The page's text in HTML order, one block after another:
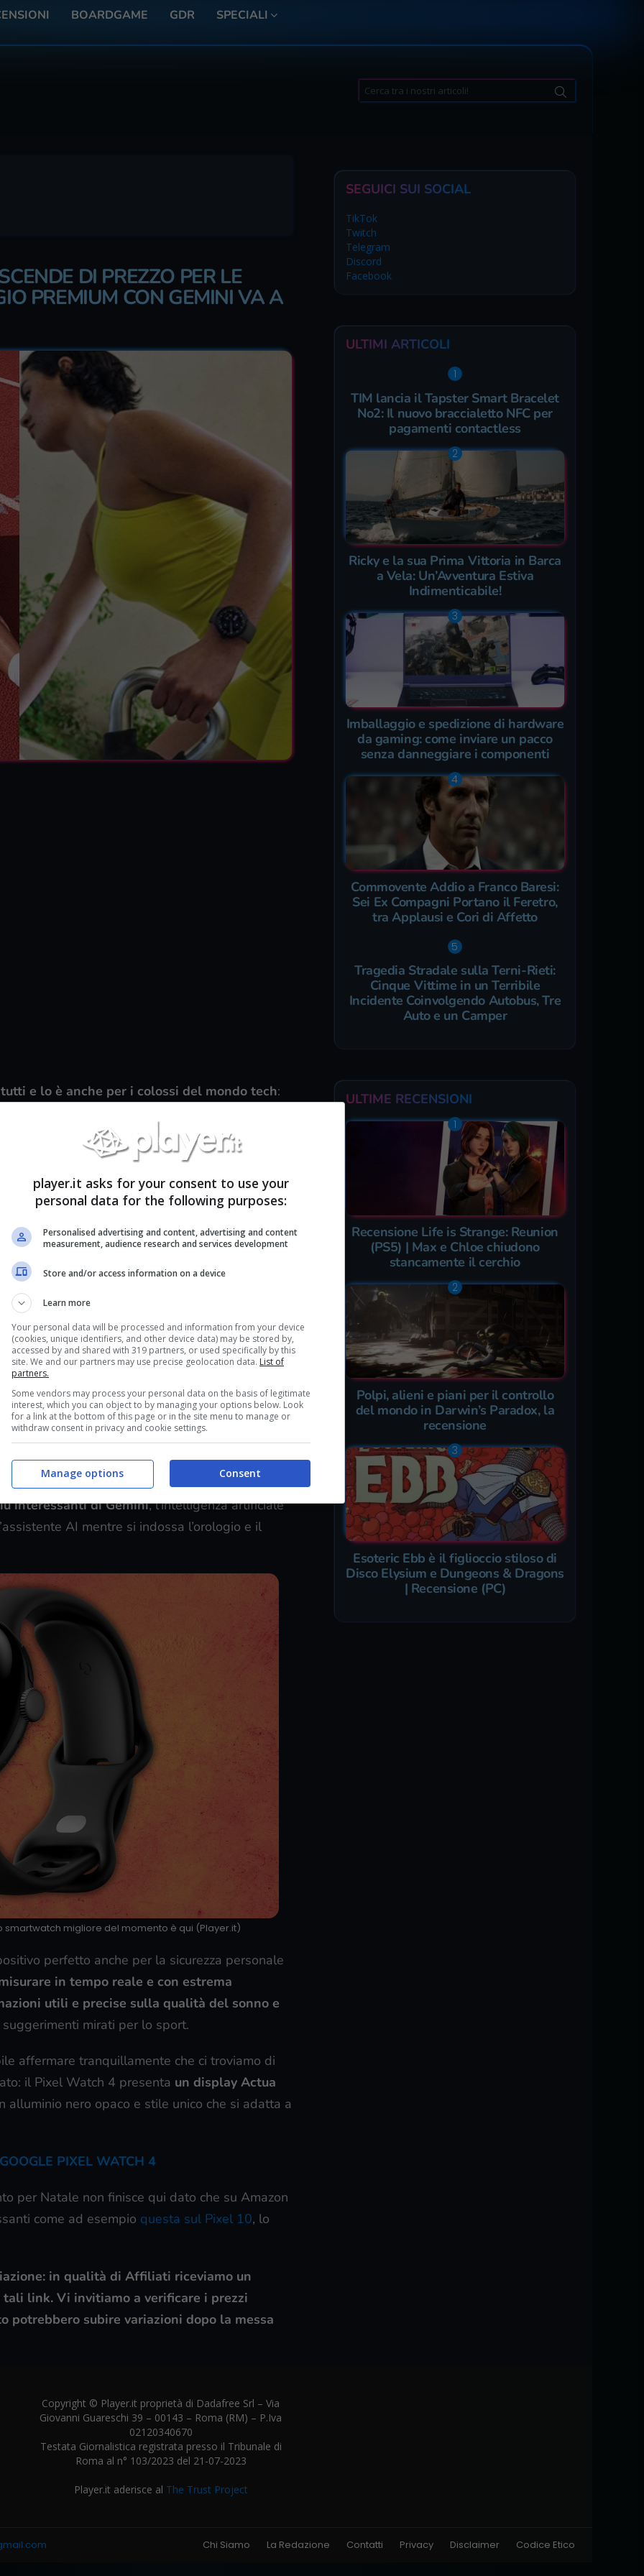
BOARDGAME GDR SPECIALI
Search
for:
DI PREZZO PER LE
PREMIUM CON GEMINI VA A
e lo è anche per i colossi del mondo tech:
le principali aziende che operano nel settore
sconti interessanti e promozioni esclusive
piattaforme di e-commerce come
sono già migliaia i prodotti tech che sono stati
nel carrello per fare regali da mettere sotto
guida all’acquisto vi presentiamo proprio uno
più blasonate, quella di Google.
di ultima generazione progettato in casa
di un prodotto smart che sta andando a ruba
sarà in vigore solo fino al 24 dicembre.
Gemini: lo smartwatch migliore del
del momento non solo in virtù della sua
anche perché
è il dispositivo più indicato per
interessanti di Gemini, l’intelligenza artificiale
AI mentre si indossa l’orologio e il
smartwatch migliore del momento è qui (Player.it)
perfetto anche per la sicurezza personale
in tempo reale e con estrema
utili e precise sulla qualità del sonno e
mirati per lo sport.
affermare tranquillamente che ci troviamo di
il Pixel Watch 4 presenta un display Actua
alluminio nero opaco e stile unico che si adatta a
PIXEL WATCH 4
per Natale non finisce qui dato che su Amazon
come ad esempio questa sul Pixel 10, lo
in qualità di Affiliati riceviamo un
link. Vi invitiamo a verificare i prezzi
subire variazioni dopo la messa
SEGUICI SUI SOCIAL
TikTok
Twitch
Telegram
Discord
Facebook
ULTIMI ARTICOLI
TIM lancia il Tapster Smart Bracelet
No2: Il nuovo braccialetto NFC per
pagamenti contactless
Ricky e la sua Prima Vittoria in Barca
a Vela: Un’Avventura Estiva
Indimenticabile!
Imballaggio e spedizione di hardware
da gaming: come inviare un pacco
senza danneggiare i componenti
Commovente Addio a Franco Baresi:
Sei Ex Compagni Portano il Feretro,
tra Applausi e Cori di Affetto
Tragedia Stradale sulla Terni-Rieti:
Cinque Vittime in un Terribile
Incidente Coinvolgendo Autobus, Tre
Auto e un Camper
ULTIME RECENSIONI
Recensione Life is Strange: Reunion
(PS5) | Max e Chloe chiudono
stancamente il cerchio
Polpi, alieni e piani per il controllo
del mondo in Darwin’s Paradox, la
recensione
Esoteric Ebb è il figlioccio stiloso di
Disco Elysium e Dungeons & Dragons
| Recensione (PC)
Copyright © Player.it proprietà di Dadafree Srl – Via
Giovanni Guareschi 39 – 00143 – Roma (RM) – P.Iva
02120340670
Testata Giornalistica registrata presso il Tribunale di
Roma al n° 103/2023 del 21-07-2023
Player.it aderisce al The Trust Project
Chi Siamo La Redazione Contatti Privacy Disclaimer Codice Etico
player.it asks for your consent to use your
personal data for the following purposes:
Personalised advertising and content, advertising and content
measurement, audience research and services development
Store and/or access information on a device
Learn more
Your personal data will be processed and information from your device
(cookies, unique identifiers, and other device data) may be stored by,
accessed by and shared with 319 partners, or used specifically by this
site. We and our partners may use precise geolocation data. List of
partners.
Some vendors may process your personal data on the basis of legitimate
interest, which you can object to by managing your options below. Look
for a link at the bottom of this page or in the site menu to manage or
withdraw consent in privacy and cookie settings.
Consent
Manage options